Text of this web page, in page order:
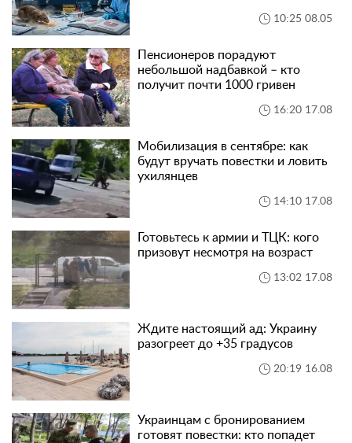
10:25 08.05
Пенсионеров порадуют
небольшой надбавкой – кто
получит почти 1000 гривен
16:20 17.08
Мобилизация в сентябре: как
будут вручать повестки и ловить
ухилянцев
14:10 17.08
Готовьтесь к армии и ТЦК: кого
призовут несмотря на возраст
13:02 17.08
Ждите настоящий ад: Украину
разогреет до +35 градусов
20:19 16.08
Украинцам с бронированием
готовят повестки: кто попадет